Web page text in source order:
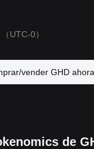
（UTC-0）
vender GHD ahora
de